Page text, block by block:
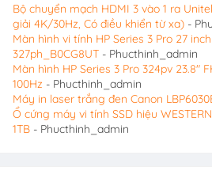
Bộ chuyển mạch HDMI 3 vào 1 ra
giải 4K/30Hz, Có điều khiển từ xa) -
Màn hình vi tính HP Series 3 Pro 27
327ph_B0CG8UT - Phucthinh_admin
Màn hình HP Series 3 Pro 324pv 23.8″
100Hz - Phucthinh_admin
Máy in laser trắng đen Canon
Ổ cứng máy vi tính SSD hiệu
1TB - Phucthinh_admin